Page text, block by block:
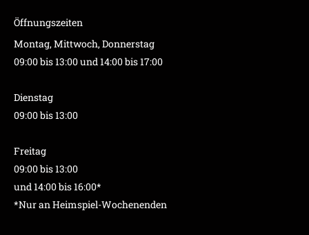
Öffnungszeiten
Montag, Mittwoch, Donnerstag
09:00 bis 13:00 und 14:00 bis 17:00
Dienstag
09:00 bis 13:00
Freitag
09:00 bis 13:00
und 14:00 bis 16:00*
*Nur an Heimspiel-Wochenenden